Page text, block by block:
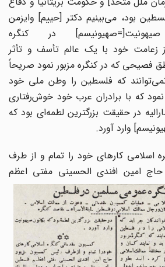
بود، می‌بینیم دکتر [حییم] وایزمن
در کنگره
زعامت خود با یک عالم تأسف و تأثر
فصیحی که در کنگره مزبور نمود صریحاً
که فلسطین را وطن ملی خود
که با برادران عرب خود خوش‌رفتاری
در حقیقت بزرگترین لطمه‌ای بود که
وارد آورد.
اسلامی کارهای خود را تمام و از طرف
امین افندی الحسینی مفتی اعظم